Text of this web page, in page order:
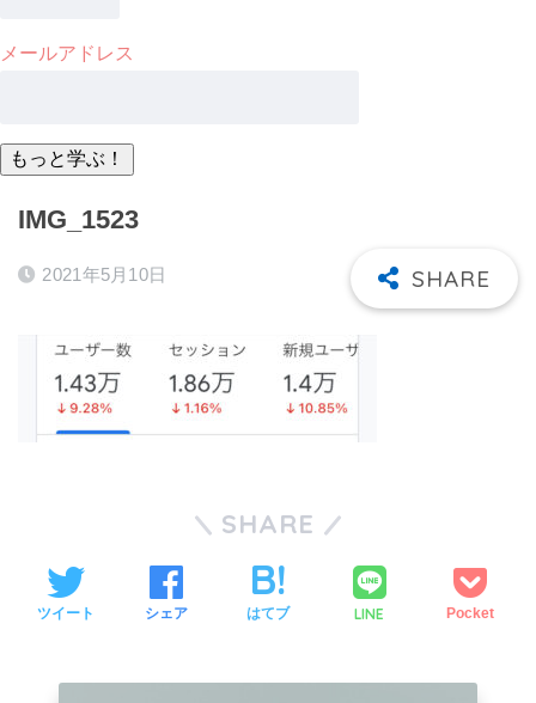
メールアドレス
IMG_1523
2021年5月10日
SHARE
ツイート シェア はてブ LINE Pocket